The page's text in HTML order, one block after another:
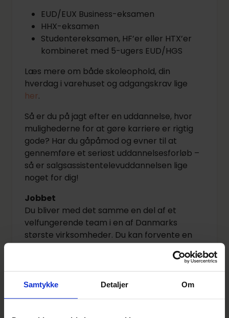
Samtykke Detaljer Om
EUD/EUX Business-eksamen
HHX-eksamen
Studentereksamen, HF’er eller HTX’er
kombineret med 5-ugers EUD/HGS
Læs mere om både skoleophold, din
hverdag i varehuset og adgangskrav lige
her.
Så er du på jagt efter en uddannelse, hvor
mulighederne for at gøre karriere er rigtig
gode? Har du gåpåmod og evner til at
gennemføre et seriøst uddannelsesforløb –
så er salgsassistentelevuddannelsen lige
noget for dig!
Jobbet
Du bliver med det samme en del af et
velfungerende team i en af Danmarks
største virksomheder. Du kan forvente en
afvekslende hverdag, hvor du får
kundekontakt fra første dag og hurtigt
ansvar for dine egne områder.
Du arbejder blandt andet med